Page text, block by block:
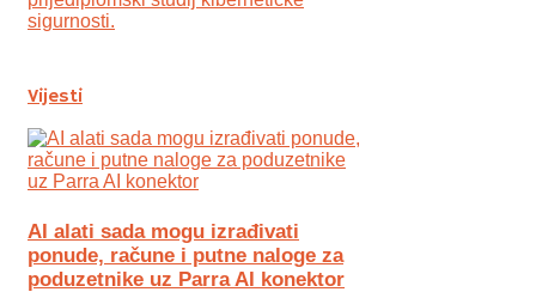
sigurnosti.
Vijesti
AI alati sada mogu izrađivati
ponude, račune i putne naloge za
poduzetnike uz Parra AI konektor